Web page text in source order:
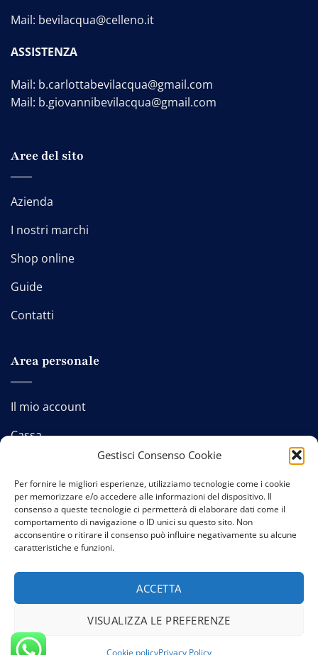
Gestisci Consenso Cookie
Per fornire le migliori esperienze, utilizziamo tecnologie come i cookie
per memorizzare e/o accedere alle informazioni del dispositivo. Il
consenso a queste tecnologie ci permetterà di elaborare dati come il
comportamento di navigazione o ID unici su questo sito. Non
acconsentire o ritirare il consenso può influire negativamente su alcune
caratteristiche e funzioni.
ACCETTA
VISUALIZZA LE PREFERENZE
Mail: bevilacqua@celleno.it
ASSISTENZA
Mail: b.carlottabevilacqua@gmail.com
Mail: b.giovannibevilacqua@gmail.com
Aree del sito
Azienda
I nostri marchi
Shop online
Guide
Contatti
Area personale
Il mio account
Cassa
Contatti-Privacy policy-Cookie policy-Termini e
Copyright 2026 © Credits: Studio GTomasselli